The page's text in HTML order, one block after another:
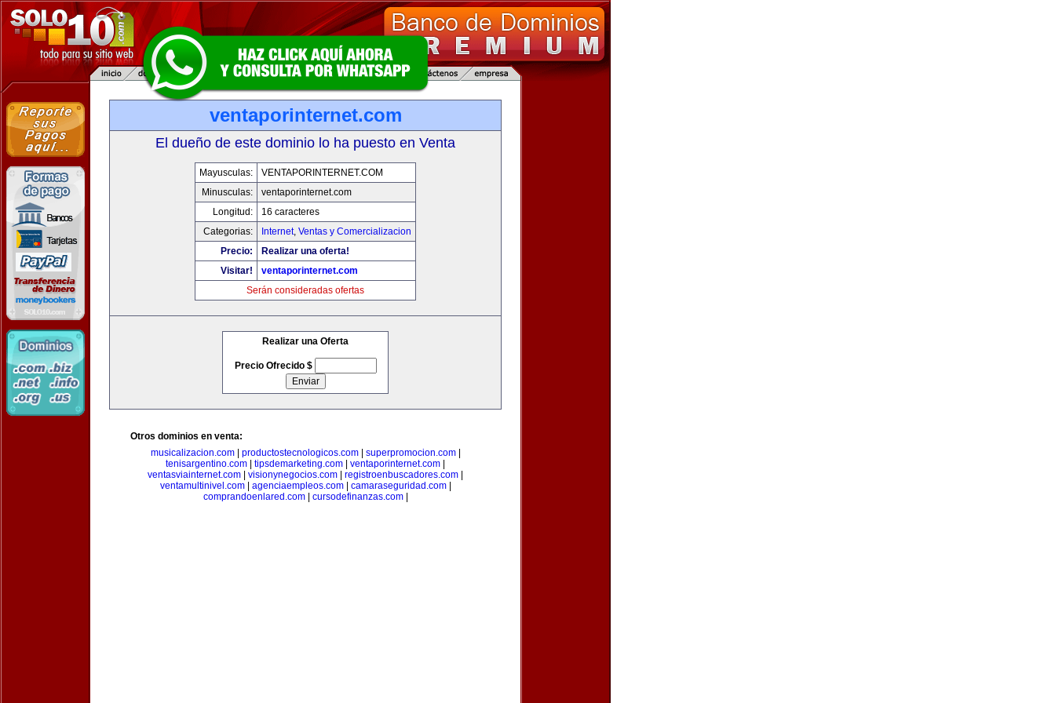
ventaporinternet.com
El dueño de este dominio lo ha puesto en Venta
Mayusculas:
VENTAPORINTERNET.COM
Minusculas:
ventaporinternet.com
Longitud:
16 caracteres
Categorias:
Internet, Ventas y Comercializacion
Precio:
Realizar una oferta!
Visitar!
ventaporinternet.com
Serán consideradas ofertas
Realizar una Oferta
Precio Ofrecido $
Otros dominios en venta:
musicalizacion.com| productostecnologicos.com| superpromocion.com|
tenisargentino.com
tipsdemarketing.com ventaporinternet.com
ventasviainternet.com
visionynegocios.com registroenbuscadores.com
ventamultinivel.com| agenciaempleos.com| camaraseguridad.com|
comprandoenlared.com| cursodefinanzas.com|